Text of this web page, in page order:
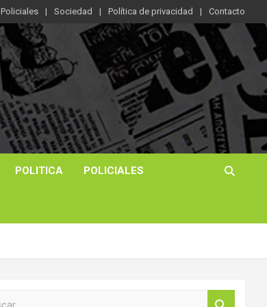
Policiales Sociedad Política de privacidad Contacto
POLITICA POLICIALES